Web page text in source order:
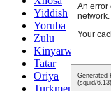
Yiddish
Yoruba
Zulu
Kinyarwanda
Tatar
Oriya